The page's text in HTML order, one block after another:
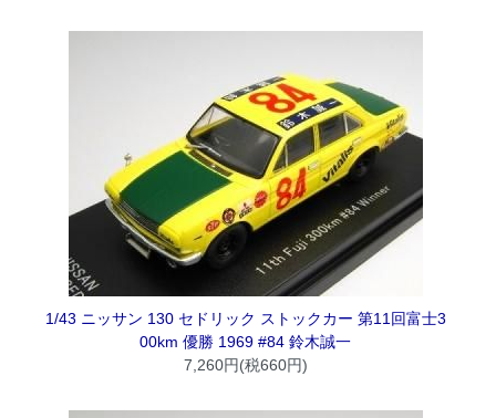
1/43 ニッサン 130 セドリック ストックカー 第11回富士3
00km 優勝 1969 #84 鈴木誠一
7,260円(税660円)